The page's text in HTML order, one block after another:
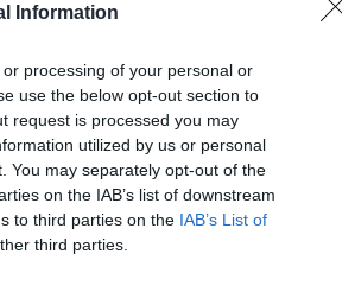
Information
processing of your personal or
use the below opt-out section to
request is processed you may
utilized by us or personal
You may separately opt-out of the
on the IAB’s list of downstream
to third parties on the IAB’s List of
third parties.